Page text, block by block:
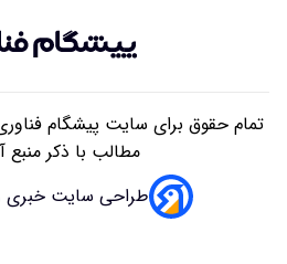
بلندگو سقفی توکار یا روکار؟ راهنمای
تمام حقوق برای سایت پیشگام
مطالب با ذکر منبع
طراحی سایت خبری